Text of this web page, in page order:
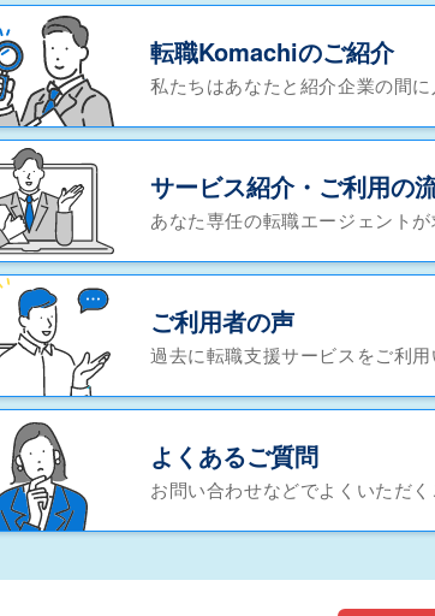
転職Komachiのご紹介
私たちはあなたと紹介企業の間
サービス紹介・ご利用の
あなた専任の転職エージェント
ご利用者の声
過去に転職支援サービスをご利
よくあるご質問
お問い合わせなどでよくいただ